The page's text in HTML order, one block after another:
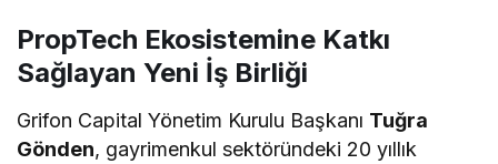
PropTech Ekosistemine Katkı
Sağlayan Yeni İş Birliği
Grifon Capital Yönetim Kurulu Başkanı Tuğra
Gönden, gayrimenkul sektöründeki 20 yıllık